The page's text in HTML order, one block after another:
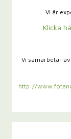
Vi är
Klicka
Vi samarbetar
http://